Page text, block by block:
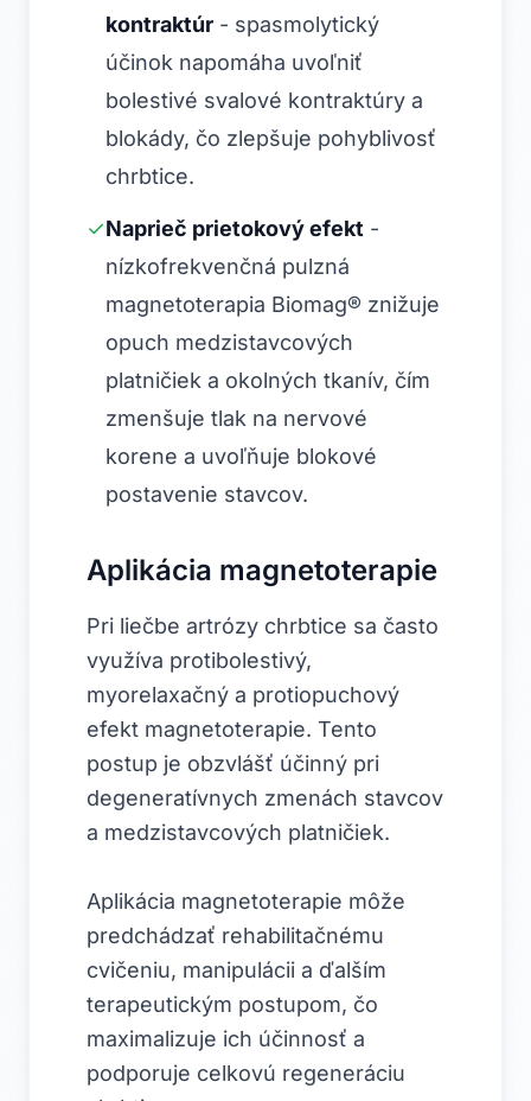
kontraktúr - spasmolytický
účinok napomáha uvoľniť
bolestivé svalové kontraktúry a
blokády, čo zlepšuje pohyblivosť
chrbtice.
✓Naprieč prietokový efekt -
nízkofrekvenčná pulzná
magnetoterapia Biomag® znižuje
opuch medzistavcových
platničiek a okolných tkanív, čím
zmenšuje tlak na nervové
korene a uvoľňuje blokové
postavenie stavcov.
Aplikácia magnetoterapie
Pri liečbe artrózy chrbtice sa často
využíva protibolestivý,
myorelaxačný a protiopuchový
efekt magnetoterapie. Tento
postup je obzvlášť účinný pri
degeneratívnych zmenách stavcov
a medzistavcových platničiek.
Aplikácia magnetoterapie môže
predchádzať rehabilitačnému
cvičeniu, manipulácii a ďalším
terapeutickým postupom, čo
maximalizuje ich účinnosť a
podporuje celkovú regeneráciu